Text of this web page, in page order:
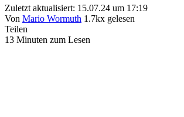
Zuletzt aktualisiert: 15.07.24 um 17:19
Von Mario Wormuth 1.7kx gelesen
Teilen
13 Minuten zum Lesen